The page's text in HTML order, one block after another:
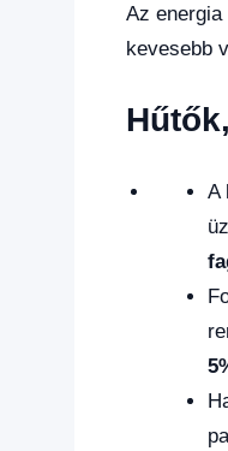
Az
kevesebb
A